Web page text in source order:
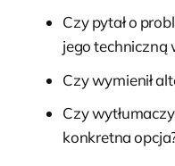
Czy pytał o
jego techniczną
Czy wymienił
Czy
konkretna